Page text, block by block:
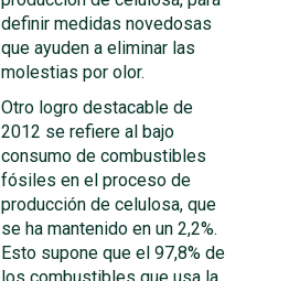
definir medidas novedosas
que ayuden a eliminar las
molestias por olor.
Otro logro destacable de
2012 se refiere al bajo
consumo de combustibles
fósiles en el proceso de
producción de celulosa, que
se ha mantenido en un 2,2%.
Esto supone que el 97,8% de